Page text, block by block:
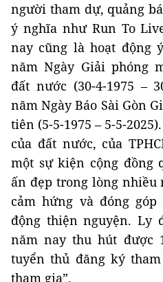
người tham dự, quảng
ý nghĩa như Run To
nay cũng là hoạt động
năm Ngày Giải phóng
đất nước (30-4-1975 –
năm Ngày Báo Sài Gòn
tiên (5-5-1975 – 5-5-
của đất nước, của
một sự kiện cộng đồng
ấn đẹp trong lòng
cảm hứng và đóng
động thiện nguyện. Ly
năm nay thu hút được
tuyển thủ đăng ký
tham gia”.